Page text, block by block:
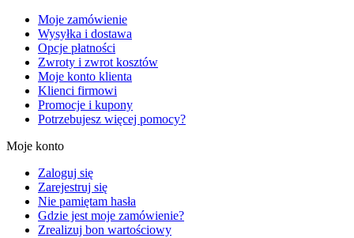
Moje zamówienie
Wysyłka i dostawa
Opcje płatności
Zwroty i zwrot kosztów
Moje konto klienta
Klienci firmowi
Promocje i kupony
Potrzebujesz więcej pomocy?
Moje konto
Zaloguj się
Zarejestruj się
Nie pamiętam hasła
Gdzie jest moje zamówienie?
Zrealizuj bon wartościowy